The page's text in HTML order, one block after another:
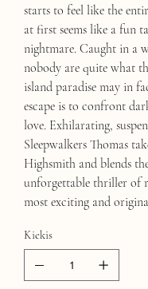
starts to feel like the
at first seems like a fun
nightmare. Caught in a
nobody are quite what
island paradise may in
escape is to confront
love. Exhilarating,
Sleepwalkers Thomas
Highsmith and blends
unforgettable thriller of
most exciting and
Kiekis